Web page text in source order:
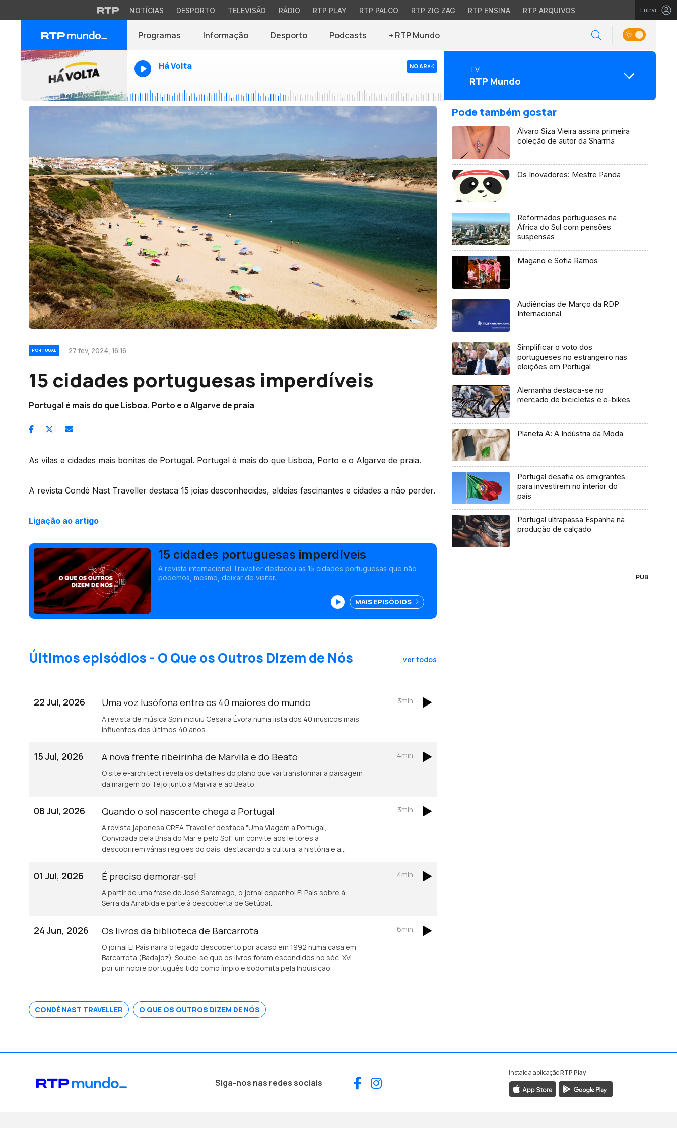
NOTÍCIAS DESPORTO TELEVISÃO RÁDIO RTP PLAY RTP PALCO RTP ZIG ZAG RTP ENSINA RTP ARQUIVOS Entrar
Programas Informação Desporto Podcasts + RTP Mundo
Há Volta NO AR TV
RTP Mundo
PORTUGAL 27 fev, 2024, 16:16
15 cidades portuguesas imperdíveis
Portugal é mais do que Lisboa, Porto e o Algarve de praia
As vilas e cidades mais bonitas de Portugal. Portugal é mais do que Lisboa, Porto e o Algarve de praia.
A revista Condé Nast Traveller destaca 15 joias desconhecidas, aldeias fascinantes e cidades a não perder.
Ligação ao artigo
15 cidades portuguesas imperdíveis
A revista internacional Traveller destacou as 15 cidades portuguesas que não
podemos, mesmo, deixar de visitar.
MAIS EPISÓDIOS
Últimos episódios - O Que os Outros Dizem de Nós ver todos
22 Jul, 2026 Uma voz lusófona entre os 40 maiores do mundo
A revista de música Spin incluiu Cesária Évora numa lista dos 40 músicos mais
influentes dos últimos 40 anos.
3min
15 Jul, 2026 A nova frente ribeirinha de Marvila e do Beato
O site e-architect revela os detalhes do plano que vai transformar a paisagem
da margem do Tejo junto a Marvila e ao Beato.
4min
08 Jul, 2026 Quando o sol nascente chega a Portugal
A revista japonesa CREA Traveller destaca "Uma Viagem a Portugal,
Convidada pela Brisa do Mar e pelo Sol", um convite aos leitores a
descobrirem várias regiões do país, destacando a cultura, a história e a
3min
01 Jul, 2026 É preciso demorar-se!
A partir de uma frase de José Saramago, o jornal espanhol El País sobre à
Serra da Arrábida e parte à descoberta de Setúbal.
4min
24 Jun, 2026 Os livros da biblioteca de Barcarrota
O jornal El País narra o legado descoberto por acaso em 1992 numa casa em
Barcarrota (Badajoz). Soube-se que os livros foram escondidos no séc. XVI
por um nobre português tido como ímpio e sodomita pela Inquisição.
6min
CONDÉ NAST TRAVELLER O QUE OS OUTROS DIZEM DE NÓS
Pode também gostar
Álvaro Siza Vieira assina primeira
coleção de autor da Sharma
Os Inovadores: Mestre Panda
Reformados portugueses na
África do Sul com pensões
suspensas
Magano e Sofia Ramos
Audiências de Março da RDP
Internacional
Simplificar o voto dos
portugueses no estrangeiro nas
eleições em Portugal
Alemanha destaca-se no
mercado de bicicletas e e-bikes
Planeta A: A Indústria da Moda
Portugal desafia os emigrantes
para investirem no interior do
país
Portugal ultrapassa Espanha na
produção de calçado
PUB
Siga-nos nas redes sociais Facebook
Instagram
Instale a aplicaçãoRTP Play